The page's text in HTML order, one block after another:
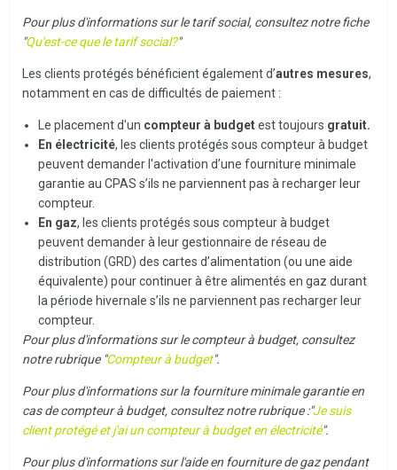
Pour plus d'informations sur le tarif social, consultez notre fiche
"Qu'est-ce que le tarif social?"
Les clients protégés bénéficient également d’autres mesures,
notamment en cas de difficultés de paiement :
Le placement d'un compteur à budgetest toujours gratuit.
En électricité, les clients protégés sous compteur à budget
peuvent demander l'activation d’une fourniture minimale
garantie au CPAS s’ils ne parviennent pas à recharger leur
compteur.
En gaz, les clients protégés sous compteur à budget
peuvent demander à leur gestionnaire de réseau de
distribution (GRD) des cartes d’alimentation (ou une aide
équivalente) pour continuer à être alimentés en gaz durant
la période hivernale s’ils ne parviennent pas recharger leur
compteur.
Pour plus d'informations sur le compteur à budget, consultez
notre rubrique "Compteur à budget".
Pour plus d'informations sur la fourniture minimale garantie en
cas de compteur à budget, consultez notre rubrique :"Je suis
client protégé et j'ai un compteur à budget en électricité".
Pour plus d'informations sur l'aide en fourniture de gaz pendant